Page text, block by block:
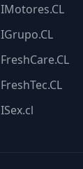
IMotores.CL
IGrupo.CL
FreshCare.CL
FreshTec.CL
ISex.cl